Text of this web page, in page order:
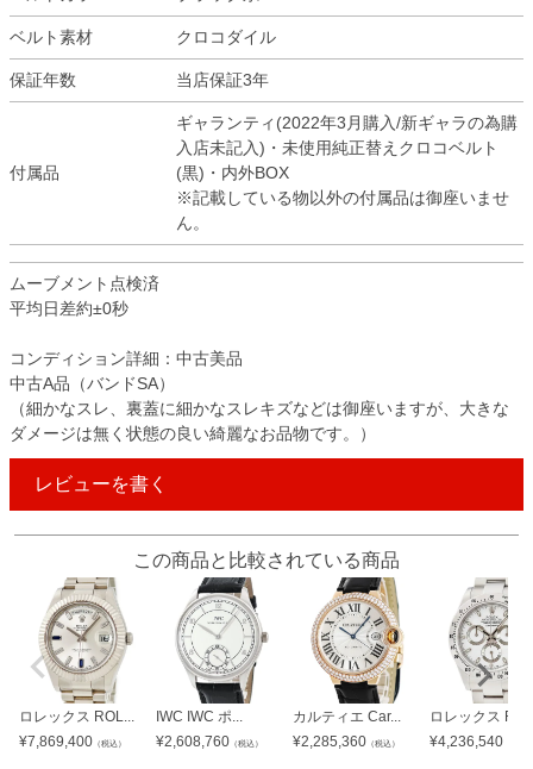
ベルト素材 クロコダイル
保証年数 当店保証3年
付属品
ギャランティ(2022年3月購入/新ギャラの為購
入店未記入)・未使用純正替えクロコベルト
(黒)・内外BOX
※記載している物以外の付属品は御座いませ
ん。
ムーブメント点検済
平均日差約±0秒
コンディション詳細：中古美品
中古A品（バンドSA）
（細かなスレ、裏蓋に細かなスレキズなどは御座いますが、大きな
ダメージは無く状態の良い綺麗なお品物です。）
レビューを書く
この商品と比較されている商品
ロレックス ROL...
¥7,869,400 （税込）
IWC IWC ポ...
¥2,608,760 （税込）
カルティエ Car...
¥2,285,360 （税込）
ロレックス
¥4,236,540